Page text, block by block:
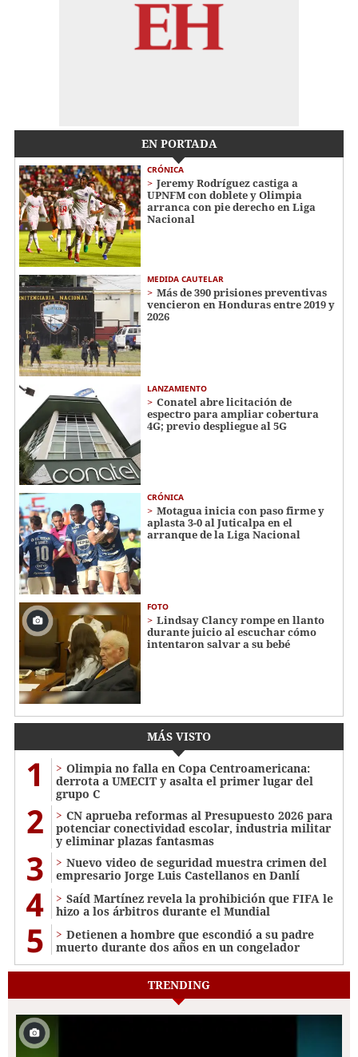
EN PORTADA
CRÓNICA
Jeremy Rodríguez castiga a
UPNFM con doblete y Olimpia
arranca con pie derecho en Liga
Nacional
MEDIDA CAUTELAR
Más de 390 prisiones preventivas
vencieron en Honduras entre 2019 y
2026
LANZAMIENTO
Conatel abre licitación de
espectro para ampliar cobertura
4G; previo despliegue al 5G
CRÓNICA
Motagua inicia con paso firme y
aplasta 3-0 al Juticalpa en el
arranque de la Liga Nacional
FOTO
Lindsay Clancy rompe en llanto
durante juicio al escuchar cómo
intentaron salvar a su bebé
MÁS VISTO
1
Olimpia no falla en Copa Centroamericana:
derrota a UMECIT y asalta el primer lugar del
grupo C
2
CN aprueba reformas al Presupuesto 2026 para
potenciar conectividad escolar, industria militar
y eliminar plazas fantasmas
3
Nuevo video de seguridad muestra crimen del
empresario Jorge Luis Castellanos en Danlí
4
Saíd Martínez revela la prohibición que FIFA le
hizo a los árbitros durante el Mundial
5
Detienen a hombre que escondió a su padre
muerto durante dos años en un congelador
TRENDING